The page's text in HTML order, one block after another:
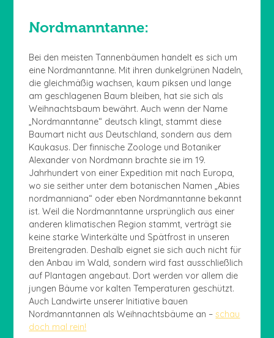
Nordmanntanne:
Bei den meisten Tannenbäumen handelt es sich um
eine Nordmanntanne. Mit ihren dunkelgrünen Nadeln,
die gleichmäßig wachsen, kaum piksen und lange
am geschlagenen Baum bleiben, hat sie sich als
Weihnachtsbaum bewährt. Auch wenn der Name
„Nordmanntanne“ deutsch klingt, stammt diese
Baumart nicht aus Deutschland, sondern aus dem
Kaukasus. Der finnische Zoologe und Botaniker
Alexander von Nordmann brachte sie im 19.
Jahrhundert von einer Expedition mit nach Europa,
wo sie seither unter dem botanischen Namen „Abies
nordmanniana“ oder eben Nordmanntanne bekannt
ist. Weil die Nordmanntanne ursprünglich aus einer
anderen klimatischen Region stammt, verträgt sie
keine starke Winterkälte und Spätfrost in unseren
Breitengraden. Deshalb eignet sie sich auch nicht für
den Anbau im Wald, sondern wird fast ausschließlich
auf Plantagen angebaut. Dort werden vor allem die
jungen Bäume vor kalten Temperaturen geschützt.
Auch Landwirte unserer Initiative bauen
Nordmanntannen als Weihnachtsbäume an –schau
doch mal rein!